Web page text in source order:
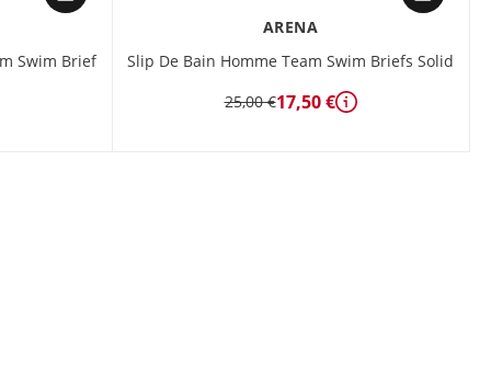
Swim Brief
ARENA
Slip De Bain Homme Team Swim Briefs Solid
25,00 €17,50 € Détails